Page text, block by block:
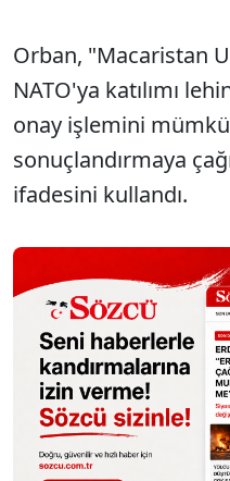
Orban, "Macaristan
NATO'ya katılımı
onay işlemini
sonuçlandırmaya
ifadesini kullandı.